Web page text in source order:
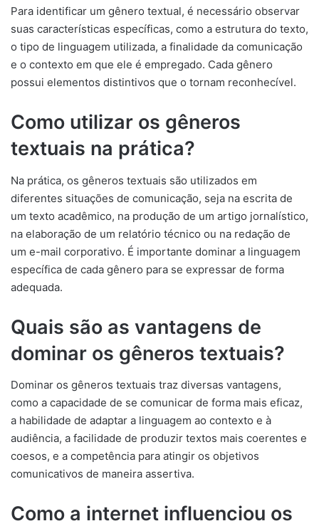
Para identificar um gênero textual, é necessário observar
suas características específicas, como a estrutura do texto,
o tipo de linguagem utilizada, a finalidade da comunicação
e o contexto em que ele é empregado. Cada gênero
possui elementos distintivos que o tornam reconhecível.
Como utilizar os gêneros
textuais na prática?
Na prática, os gêneros textuais são utilizados em
diferentes situações de comunicação, seja na escrita de
um texto acadêmico, na produção de um artigo jornalístico,
na elaboração de um relatório técnico ou na redação de
um e-mail corporativo. É importante dominar a linguagem
específica de cada gênero para se expressar de forma
adequada.
Quais são as vantagens de
dominar os gêneros textuais?
Dominar os gêneros textuais traz diversas vantagens,
como a capacidade de se comunicar de forma mais eficaz,
a habilidade de adaptar a linguagem ao contexto e à
audiência, a facilidade de produzir textos mais coerentes e
coesos, e a competência para atingir os objetivos
comunicativos de maneira assertiva.
Como a internet influenciou os